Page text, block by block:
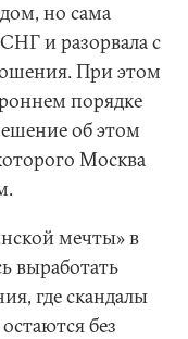
но сама
и разорвала с
При этом
порядке
об этом
Москва
мечты» в
выработать
где скандалы
без